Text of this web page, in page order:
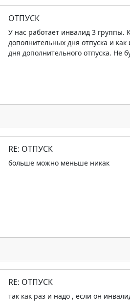
ОТПУСК
У нас работает инвалид 3
дополнительных дня отпуска и
дня дополнительного отпуска. Не
RE: ОТПУСК
больше можно меньше никак
RE: ОТПУСК
так как раз и надо , если он